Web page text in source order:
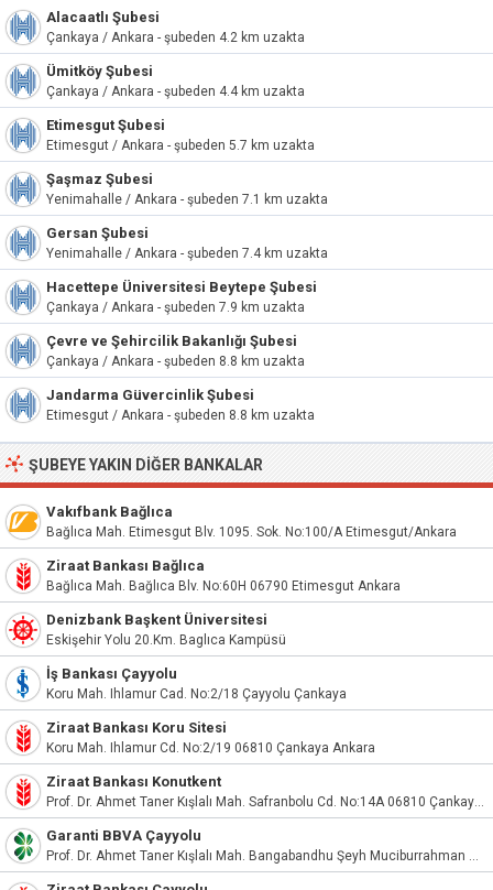
Alacaatlı Şubesi
Çankaya / Ankara - şubeden 4.2 km uzakta
Ümitköy Şubesi
Çankaya / Ankara - şubeden 4.4 km uzakta
Etimesgut Şubesi
Etimesgut / Ankara - şubeden 5.7 km uzakta
Şaşmaz Şubesi
Yenimahalle / Ankara - şubeden 7.1 km uzakta
Gersan Şubesi
Yenimahalle / Ankara - şubeden 7.4 km uzakta
Hacettepe Üniversitesi Beytepe Şubesi
Çankaya / Ankara - şubeden 7.9 km uzakta
Çevre ve Şehircilik Bakanlığı Şubesi
Çankaya / Ankara - şubeden 8.8 km uzakta
Jandarma Güvercinlik Şubesi
Etimesgut / Ankara - şubeden 8.8 km uzakta
ŞUBEYE YAKIN DIĞER BANKALAR
Vakıfbank Bağlıca
Bağlıca Mah. Etimesgut Blv. 1095. Sok. No:100/A Etimesgut/Ankara
Ziraat Bankası Bağlıca
Bağlıca Mah. Bağlıca Blv. No:60H 06790 Etimesgut Ankara
Denizbank Başkent Üniversitesi
Eskişehir Yolu 20.Km. Baglıca Kampüsü
İş Bankası Çayyolu
Koru Mah. Ihlamur Cad. No:2/18 Çayyolu Çankaya
Ziraat Bankası Koru Sitesi
Koru Mah. Ihlamur Cd. No:2/19 06810 Çankaya Ankara
Ziraat Bankası Konutkent
Prof. Dr. Ahmet Taner Kışlalı Mah. Safranbolu Cd. No:14A 06810 Çankaya Ankara
Garanti BBVA Çayyolu
Prof. Dr. Ahmet Taner Kışlalı Mah. Bangabandhu Şeyh Muciburrahman Bulvarı No:107 Çayyolu Çankaya / Ankara